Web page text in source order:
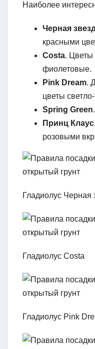
Наиболее
Черная
красными
Costa. Цветы
фиолетовые.
Pink Dream.
цветы
Spring Green
Принц Клаус
розовыми
Гладиолус Черная
Гладиолус Costa
Гладиолус Pink